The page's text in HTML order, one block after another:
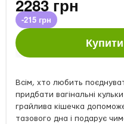
-215 грн
2283 грн
Всім, хто любить
придбати вагінальні
грайлива кішечка
тазового дна і подарує